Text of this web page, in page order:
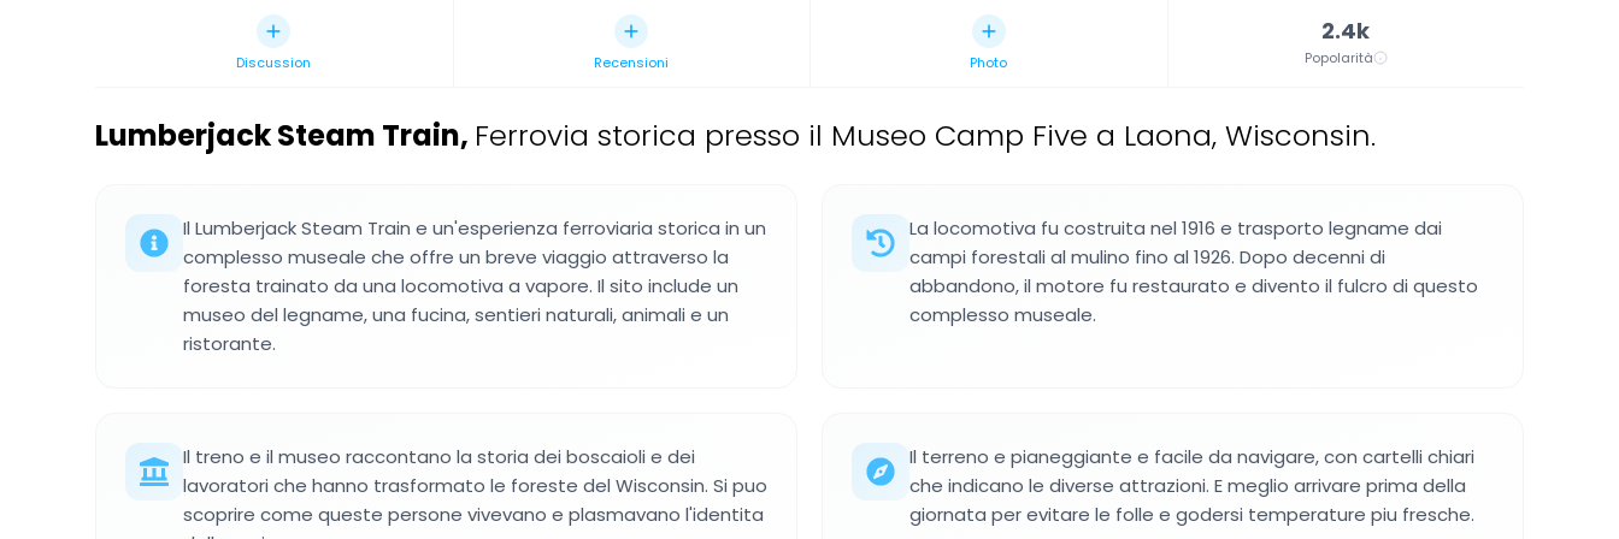
Discussion Recensioni Photo
2.4k
Popolarità
Lumberjack Steam Train, Ferrovia storica presso il Museo Camp Five a Laona, Wisconsin.
Il Lumberjack Steam Train e un'esperienza ferroviaria storica in un
complesso museale che offre un breve viaggio attraverso la
foresta trainato da una locomotiva a vapore. Il sito include un
museo del legname, una fucina, sentieri naturali, animali e un
ristorante.
La locomotiva fu costruita nel 1916 e trasporto legname dai
campi forestali al mulino fino al 1926. Dopo decenni di
abbandono, il motore fu restaurato e divento il fulcro di questo
complesso museale.
Il treno e il museo raccontano la storia dei boscaioli e dei
lavoratori che hanno trasformato le foreste del Wisconsin. Si puo
scoprire come queste persone vivevano e plasmavano l'identita
Il terreno e pianeggiante e facile da navigare, con cartelli chiari
che indicano le diverse attrazioni. E meglio arrivare prima della
giornata per evitare le folle e godersi temperature piu fresche.